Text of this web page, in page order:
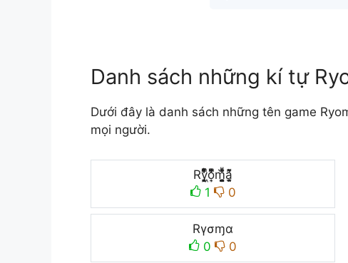
Danh sách những kí tự
Dưới đây là danh sách những tên game
mọi người.
Ry͉̝͖̻̯ͮ̒̂ͮ͋ͫͨo͎̜̓̇ͫ̉͊ͨ͊m̘͈̺̪͓ͩ͂̾ͪ̀̋a̘̫͈̭͌͛͌̇̇̍
1
0
Rγσɱα
0
0